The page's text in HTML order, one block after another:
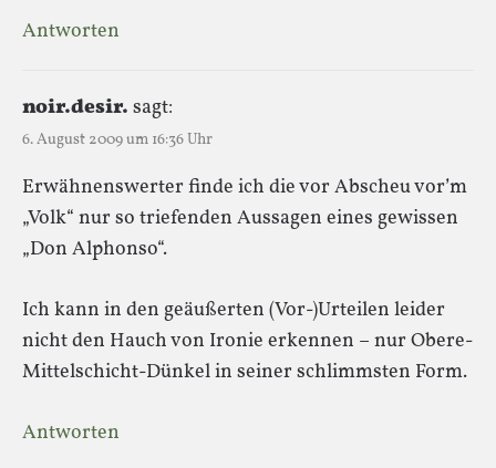
Antworten
noir.desir. sagt:
6. August 2009 um 16:36 Uhr
Erwähnenswerter finde ich die vor Abscheu vor’m
„Volk“ nur so triefenden Aussagen eines gewissen
„Don Alphonso“.
Ich kann in den geäußerten (Vor-)Urteilen leider
nicht den Hauch von Ironie erkennen – nur Obere-
Mittelschicht-Dünkel in seiner schlimmsten Form.
Antworten